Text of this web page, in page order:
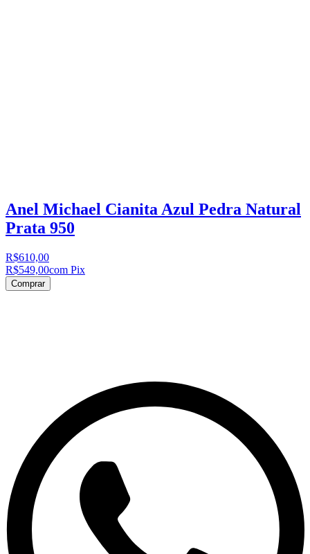
Anel Michael Cianita Azul Pedra Natural
Prata 950
R$610,00
R$549,00com Pix
Comprar